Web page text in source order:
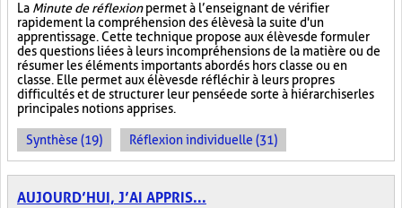
La Minute de réflexionpermet à l’enseignant de vérifier
rapidement la compréhension des élèves à la suite d'un
apprentissage. Cette technique propose aux élèves de formuler
des questions liées à leurs incompréhensions de la matière ou de
résumer les éléments importants abordés hors classe ou en
classe. Elle permet aux élèves de réfléchir à leurs propres
difficultés et de structurer leur pensée de sorte à hiérarchiser les
principales notions apprises.
Synthèse (19) Réflexion individuelle (31)
AUJOURD’HUI, J’AI APPRIS...